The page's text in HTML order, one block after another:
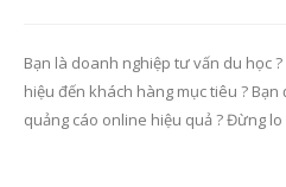
Bạn là doanh nghiệp tư vấn du học
hiệu đến khách hàng mục tiêu ?
quảng cáo online hiệu quả ? Đừng lo